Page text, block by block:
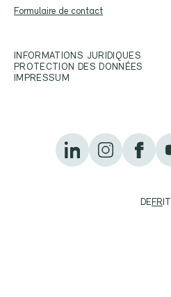
Formulaire de contact
INFORMATIONS JURIDIQUES
PROTECTION DES DONNÉES
IMPRESSUM
DEFRIT